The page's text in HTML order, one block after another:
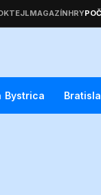
Bystrica
25. júla